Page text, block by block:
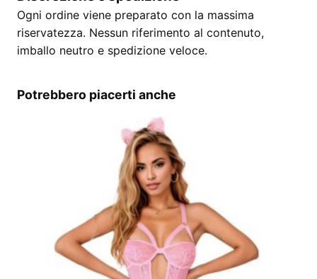
Ogni ordine viene preparato con la massima
riservatezza. Nessun riferimento al contenuto,
imballo neutro e spedizione veloce.
Potrebbero piacerti anche